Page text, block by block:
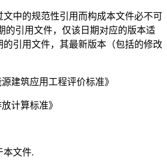
中的规范性引用而构成本文件必不可
的引用文件，仅该日期对应的版本适
的引用文件，其最新版本（包括的修改
建筑应用工程评价标准》
计算标准》
本文件.